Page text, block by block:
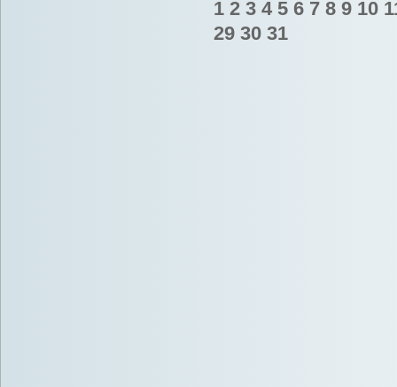
1 2 3 4 5 6 7 8 9 10
29 30 31